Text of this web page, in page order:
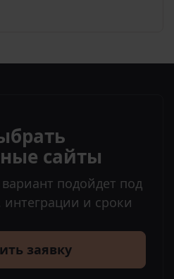
сайты
подойдет под
и сроки
заявку